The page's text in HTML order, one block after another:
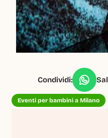
Condividi:
Eventi per bambini a Milano